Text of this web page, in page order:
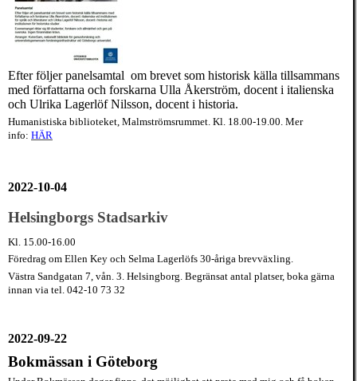
Efter följer panelsamtal om brevet som historisk källa tillsammans
med författarna och forskarna Ulla Åkerström, docent i italienska
och Ulrika Lagerlöf Nilsson, docent i historia.
Humanistiska biblioteket, Malmströmsrummet. Kl. 18.00-19.00. Mer
info: HÄR
2022-10-04
Helsingborgs Stadsarkiv
Kl. 15.00-16.00
Föredrag om Ellen Key och Selma Lagerlöfs 30-åriga brevväxling.
Västra Sandgatan 7, vån. 3. Helsingborg. Begränsat antal platser, boka gärna
innan via tel. 042-10 73 32
2022-09-22
Bokmässan i Göteborg